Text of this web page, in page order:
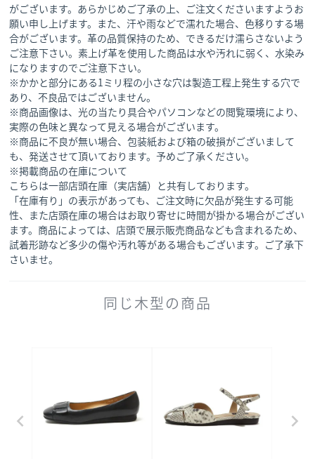
がございます。あらかじめご了承の上、ご注文くださいますようお
願い申し上げます。また、汗や雨などで濡れた場合、色移りする場
合がございます。革の品質保持のため、できるだけ濡らさないよう
ご注意下さい。素上げ革を使用した商品は水や汚れに弱く、水染み
になりますのでご注意下さい。
※かかと部分にある1ミリ程の小さな穴は製造工程上発生する穴で
あり、不良品ではございません。
※商品画像は、光の当たり具合やパソコンなどの閲覧環境により、
実際の色味と異なって見える場合がございます。
※商品に不良が無い場合、包装紙および箱の破損がございまして
も、発送させて頂いております。予めご了承ください。
※掲載商品の在庫について
こちらは一部店頭在庫（実店舗）と共有しております。
「在庫有り」の表示があっても、ご注文時に欠品が発生する可能
性、また店頭在庫の場合はお取り寄せに時間が掛かる場合がござい
ます。商品によっては、店頭で展示販売商品なども含まれるため、
試着形跡など多少の傷や汚れ等がある場合もございます。ご了承下
さいませ。
同じ木型の商品